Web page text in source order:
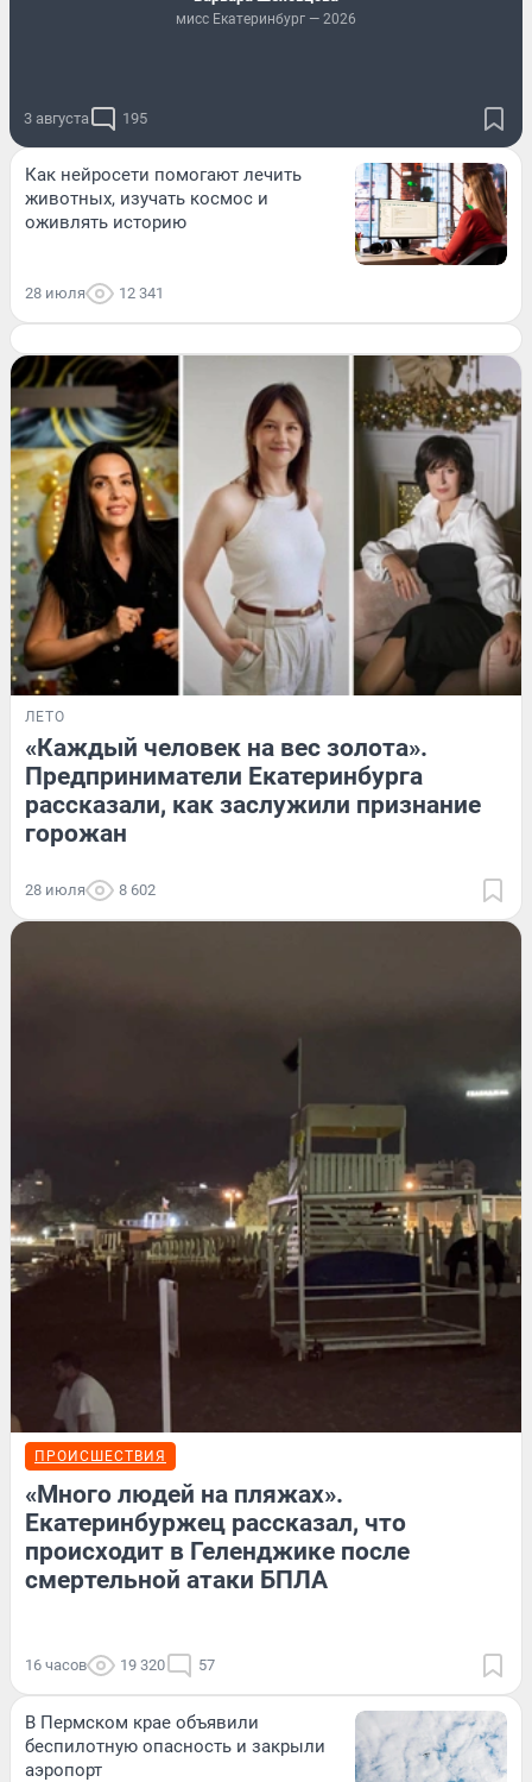
мисс Екатеринбург — 2026
3 августа 195
Как нейросети помогают лечить
животных, изучать космос и
оживлять историю
28 июля 12 341
ЛЕТО
«Каждый человек на вес золота».
Предприниматели Екатеринбурга
рассказали, как заслужили признание
горожан
28 июля 8 602
ПРОИСШЕСТВИЯ
«Много людей на пляжах».
Екатеринбуржец рассказал, что
происходит в Геленджике после
смертельной атаки БПЛА
16 часов 19 320 57
В Пермском крае объявили
беспилотную опасность и закрыли
аэропорт